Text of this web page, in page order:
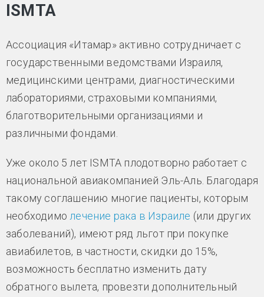
ISMTA
Ассоциация «Итамар» активно сотрудничает с
государственными ведомствами Израиля,
медицинскими центрами, диагностическими
лабораториями, страховыми компаниями,
благотворительными организациями и
различными фондами.
Уже около 5 лет ISMTA плодотворно работает с
национальной авиакомпанией Эль-Аль. Благодаря
такому соглашению многие пациенты, которым
необходимо лечение рака в Израиле (или других
заболеваний), имеют ряд льгот при покупке
авиабилетов, в частности, скидки до 15%,
возможность бесплатно изменить дату
обратного вылета, провезти дополнительный